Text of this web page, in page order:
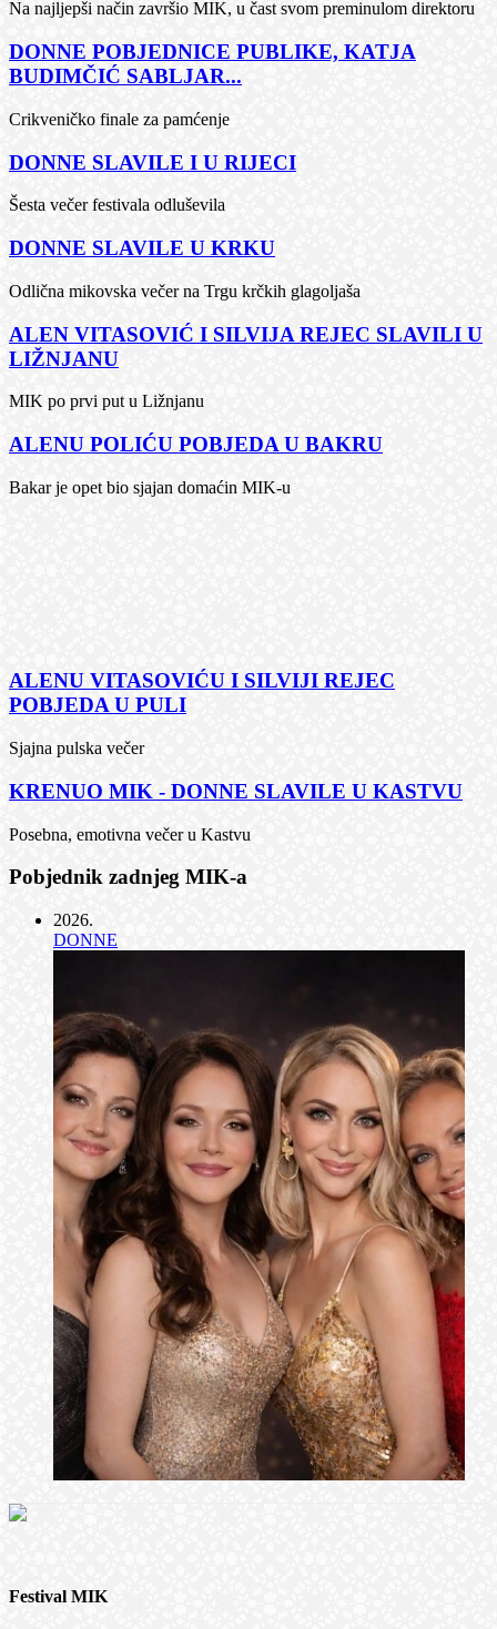
Na najljepši način završio MIK, u čast svom preminulom direktoru
DONNE POBJEDNICE PUBLIKE, KATJA
BUDIMČIĆ SABLJAR...
Crikveničko finale za pamćenje
DONNE SLAVILE I U RIJECI
Šesta večer festivala odluševila
DONNE SLAVILE U KRKU
Odlična mikovska večer na Trgu krčkih glagoljaša
ALEN VITASOVIĆ I SILVIJA REJEC SLAVILI U
LIŽNJANU
MIK po prvi put u Ližnjanu
ALENU POLIĆU POBJEDA U BAKRU
Bakar je opet bio sjajan domaćin MIK-u
ALENU VITASOVIĆU I SILVIJI REJEC
POBJEDA U PULI
Sjajna pulska večer
KRENUO MIK - DONNE SLAVILE U KASTVU
Posebna, emotivna večer u Kastvu
Pobjednik zadnjeg MIK-a
2026.
DONNE
Festival MIK